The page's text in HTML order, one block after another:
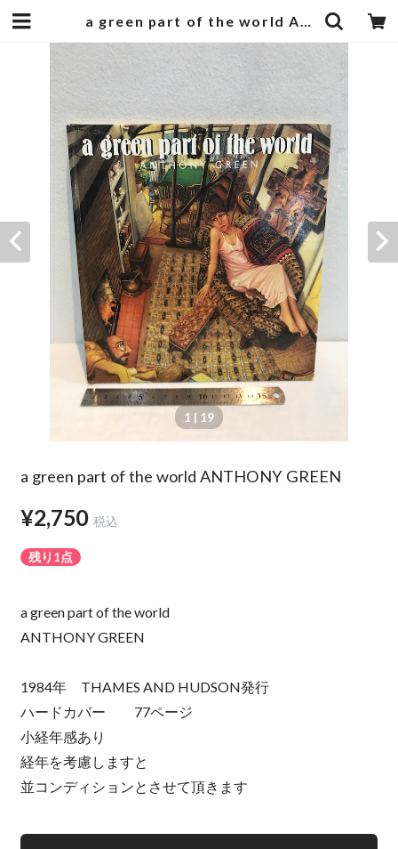
a green part of the world ANTHONY GREEN | zbooks
1 | 19
a green part of the world ANTHONY GREEN
¥2,750 税込
残り1点
a green part of the world
ANTHONY GREEN
1984年 THAMES AND HUDSON発行
ハードカバー 77ページ
小経年感あり
経年を考慮しますと
並コンディションとさせて頂きます